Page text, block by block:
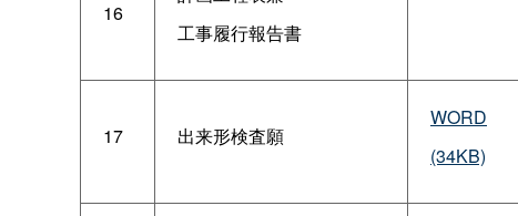
16
工事履行報告書
17 出来形検査願
WORD
(34KB)